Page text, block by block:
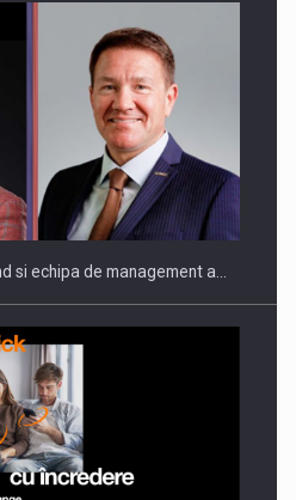
si echipa de management a…